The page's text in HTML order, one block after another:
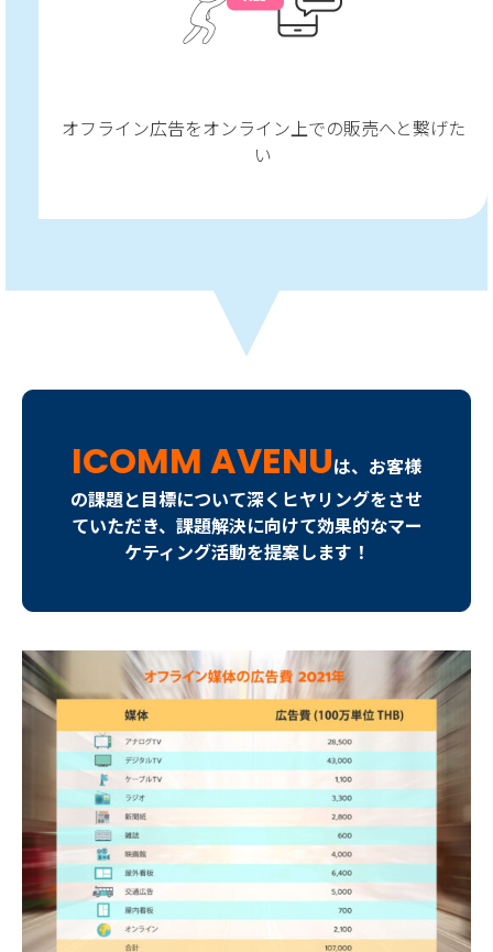
オフライン広告をオンライン上での販売へと繋げた
い
ICOMM AVENUは、お客様
の課題と目標について深くヒヤリングをさせ
ていただき、課題解決に向けて効果的なマー
ケティング活動を提案します！